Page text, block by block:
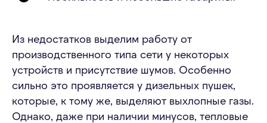
Из недостатков выделим работу от
производственного типа сети у некоторых
устройств и присутствие шумов. Особенно
сильно это проявляется у дизельных пушек,
которые, к тому же, выделяют выхлопные газы.
Однако, даже при наличии минусов, тепловые